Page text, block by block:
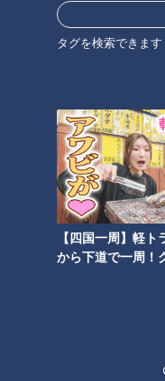
タグを検索できます
【四国一周】軽
から下道で一周！
ニキビは潰してもいい？
ておいたら命取り!?危険な
きもの」原因と見分け方